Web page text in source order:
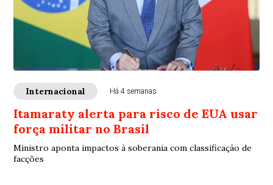
Internacional Há 4 semanas
Itamaraty alerta para risco de EUA usar
força militar no Brasil
Ministro aponta impactos à soberania com classificação de
facções